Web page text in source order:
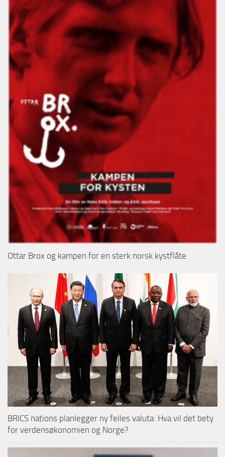
Ottar Brox og kampen for en sterk norsk kystflåte
BRICS nations planlegger ny felles valuta: Hva vil det bety
for verdensøkonomien og Norge?